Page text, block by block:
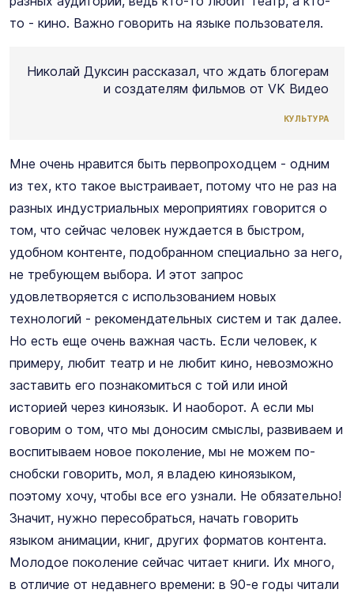
то - кино. Важно говорить на языке пользователя.
КУЛЬТУРА
Николай Дуксин рассказал, что ждать блогерам
и создателям фильмов от VK Видео
Мне очень нравится быть первопроходцем - одним
из тех, кто такое выстраивает, потому что не раз на
разных индустриальных мероприятиях говорится о
том, что сейчас человек нуждается в быстром,
удобном контенте, подобранном специально за него,
не требующем выбора. И этот запрос
удовлетворяется с использованием новых
технологий - рекомендательных систем и так далее.
Но есть еще очень важная часть. Если человек, к
примеру, любит театр и не любит кино, невозможно
заставить его познакомиться с той или иной
историей через киноязык. И наоборот. А если мы
говорим о том, что мы доносим смыслы, развиваем и
воспитываем новое поколение, мы не можем по-
снобски говорить, мол, я владею киноязыком,
поэтому хочу, чтобы все его узнали. Не обязательно!
Значит, нужно пересобраться, начать говорить
языком анимации, книг, других форматов контента.
Молодое поколение сейчас читает книги. Их много,
в отличие от недавнего времени: в 90-е годы читали